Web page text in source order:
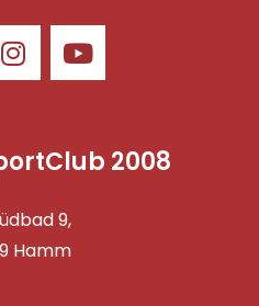
2008
9,
Hamm